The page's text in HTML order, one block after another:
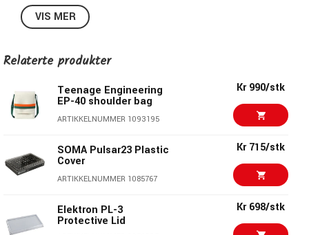
VIS MER
Relaterte produkter
Teenage Engineering
EP-40 shoulder bag
ARTIKKELNUMMER 1093195
Kr 990/stk
SOMA Pulsar23 Plastic
Cover
ARTIKKELNUMMER 1085767
Kr 715/stk
Elektron PL-3
Protective Lid
Kr 698/stk